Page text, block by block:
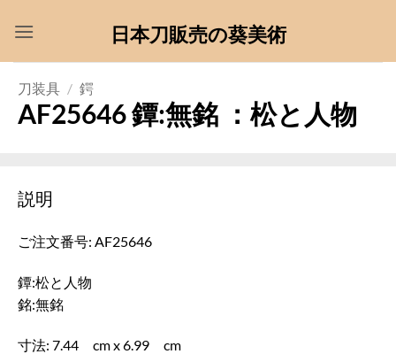
日本刀販売の葵美術
刀装具 / 鍔
AF25646 鐔:無銘 ：松と人物
説明
ご注文番号: AF25646
鐔:松と人物
銘:無銘
寸法: 7.44 cm x 6.99 cm